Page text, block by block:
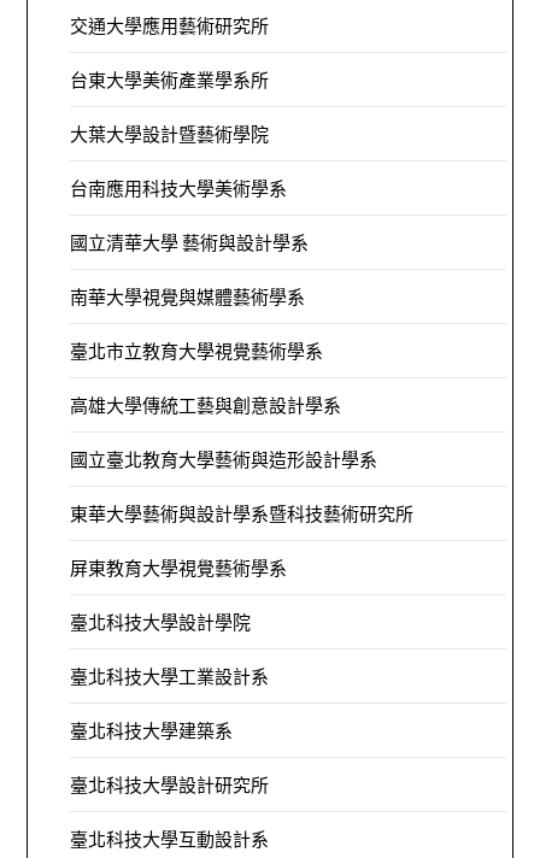
交通大學應用藝術研究所
台東大學美術產業學系所
大葉大學設計暨藝術學院
台南應用科技大學美術學系
國立清華大學 藝術與設計學系
南華大學視覺與媒體藝術學系
臺北市立教育大學視覺藝術學系
高雄大學傳統工藝與創意設計學系
國立臺北教育大學藝術與造形設計學系
東華大學藝術與設計學系暨科技藝術研究所
屏東教育大學視覺藝術學系
臺北科技大學設計學院
臺北科技大學工業設計系
臺北科技大學建築系
臺北科技大學設計研究所
臺北科技大學互動設計系